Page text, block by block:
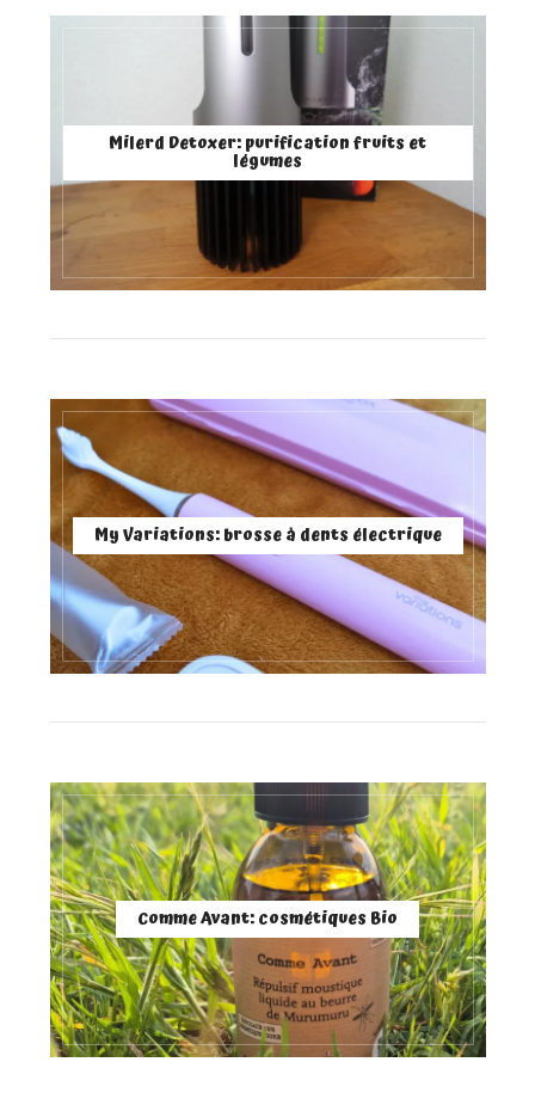
Milerd Detoxer: purification fruits et
légumes
My Variations: brosse à dents électrique
Comme Avant: cosmétiques Bio